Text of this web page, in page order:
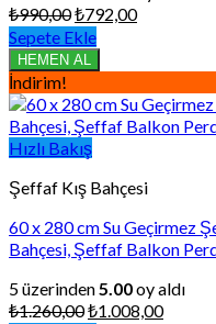
₺990,00Orijinal
fiyat:
₺990,00.
₺792,00Şu
₺792,00.
Sepete Ekle
HEMEN AL
İndirim!
Hızlı Bakış
Şeffaf Kış Bahçesi
60 x 280 cm Su Geçirmez
Bahçesi, Şeffaf Balkon
5 üzerinden 5.00oy aldı
₺1.260,00Orijinal
₺1.008,00Şu